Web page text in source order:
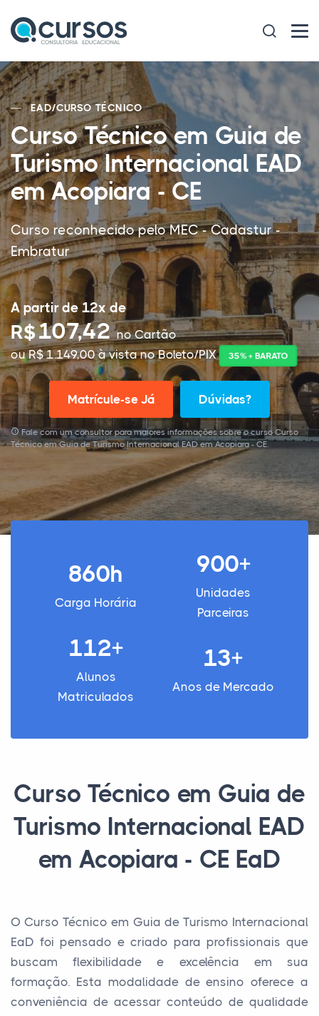
EAD/CURSO TÉCNICO
Curso Técnico em Guia de
Turismo Internacional EAD
em Acopiara - CE
Curso reconhecido pelo MEC - Cadastur -
Embratur
A partir de 12x de
R$107,42no Cartão
ou R$ 1.149,00 à vista no Boleto/PIX
35% + BARATO
Matrícule-se Já Dúvidas?
Fale com um consultor para maiores informações sobre o curso Curso
Técnico em Guia de Turismo Internacional EAD em Acopiara - CE.
860h
Carga Horária
900+
Unidades
Parceiras
112+
Alunos
Matriculados
13+
Anos de Mercado
Curso Técnico em Guia de
Turismo Internacional EAD
em Acopiara - CE EaD
O Curso Técnico em Guia de Turismo Internacional
EaD foi pensado e criado para profissionais que
buscam flexibilidade e excelência em sua
formação. Esta modalidade de ensino oferece a
conveniência de acessar conteúdo de qualidade